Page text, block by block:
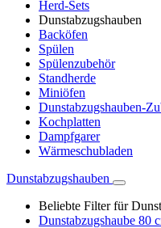
Herd-Sets
Dunstabzugshauben
Backöfen
Spülen
Spülenzubehör
Standherde
Miniöfen
Dunstabzugshauben-
Kochplatten
Dampfgarer
Wärmeschubladen
Dunstabzugshauben
Beliebte Filter für
Dunstabzugshaube 80